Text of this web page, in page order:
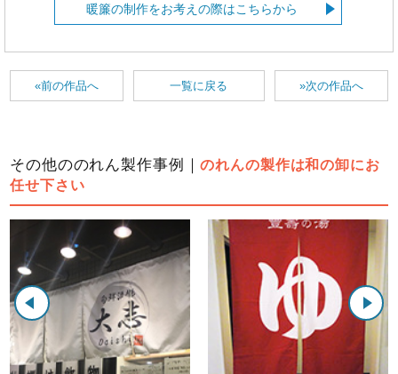
暖簾の制作をお考えの際はこちらから
«前の作品へ »次の作品へ
一覧に戻る
その他ののれん製作事例｜のれんの製作は和の卸にお
任せ下さい